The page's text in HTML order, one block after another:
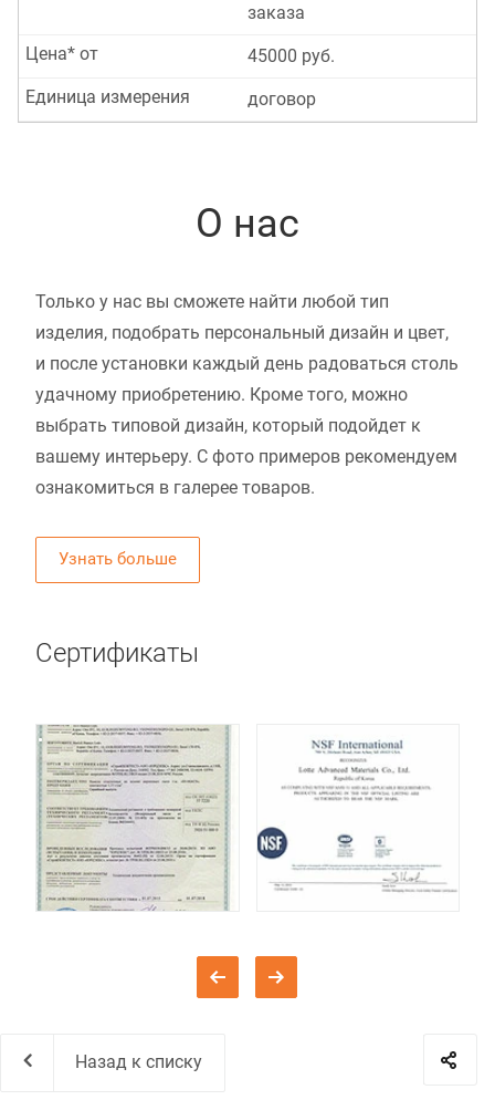
заказа
45000 руб.
Цена* от
договор
Единица измерения
О нас
Только у нас вы сможете найти любой тип
изделия, подобрать персональный дизайн и цвет,
и после установки каждый день радоваться столь
удачному приобретению. Кроме того, можно
выбрать типовой дизайн, который подойдет к
вашему интерьеру. С фото примеров рекомендуем
ознакомиться в галерее товаров.
Узнать больше
Сертификаты
Назад к списку